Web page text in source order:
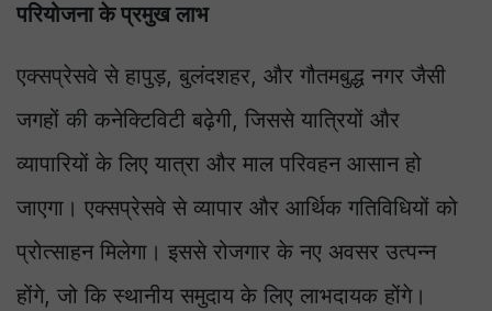
परियोजना के प्रमुख लाभ
एक्सप्रेसवे से हापुड़, बुलंदशहर, और गौतमबुद्ध नगर जैसी
जगहों की कनेक्टिविटी बढ़ेगी, जिससे यात्रियों और
व्यापारियों के लिए यात्रा और माल परिवहन आसान हो
जाएगा। एक्सप्रेसवे से व्यापार और आर्थिक गतिविधियों को
प्रोत्साहन मिलेगा। इससे रोजगार के नए अवसर उत्पन्न
होंगे, जो कि स्थानीय समुदाय के लिए लाभदायक होंगे।